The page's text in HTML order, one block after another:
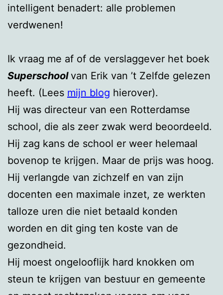
intelligent benadert: alle problemen
verdwenen!
Ik vraag me af of de verslaggever het boek
Superschool van Erik van ’t Zelfde gelezen
heeft. (Lees mijn blog hierover).
Hij was directeur van een Rotterdamse
school, die als zeer zwak werd beoordeeld.
Hij zag kans de school er weer helemaal
bovenop te krijgen. Maar de prijs was hoog.
Hij verlangde van zichzelf en van zijn
docenten een maximale inzet, ze werkten
talloze uren die niet betaald konden
worden en dit ging ten koste van de
gezondheid.
Hij moest ongelooflijk hard knokken om
steun te krijgen van bestuur en gemeente